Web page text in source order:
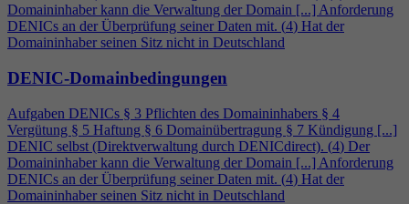
Domaininhaber kann die Verwaltung der Domain [...] Anforderung
DENICs an der Überprüfung seiner Daten mit. (4) Hat der
Domaininhaber seinen Sitz nicht in Deutschland
DENIC-Domainbedingungen
Aufgaben DENICs § 3 Pflichten des Domaininhabers § 4
Vergütung § 5 Haftung § 6 Domainübertragung § 7 Kündigung [...]
DENIC selbst (Direktverwaltung durch DENICdirect). (4) Der
Domaininhaber kann die Verwaltung der Domain [...] Anforderung
DENICs an der Überprüfung seiner Daten mit. (4) Hat der
Domaininhaber seinen Sitz nicht in Deutschland